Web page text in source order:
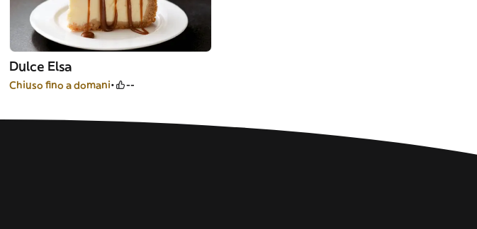
Dulce Elsa
Chiuso fino a domani --